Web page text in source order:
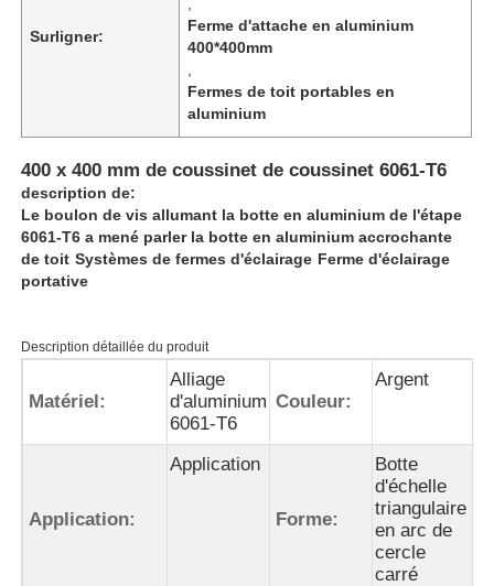
Surligner:
Ferme d'attache en aluminium
400*400mm
Fermes de toit portables en
aluminium
400 x 400 mm de coussinet de coussinet 6061-T6
description de:
Le boulon de vis allumant la botte en aluminium de l'étape
6061-T6 a mené parler la botte en aluminium accrochante
de toit Systèmes de fermes d'éclairage Ferme d'éclairage
portative
Description détaillée du produit
Matériel:
Alliage
d'aluminium
6061-T6
Couleur:
Argent
Application:
Application
Forme:
Botte
d'échelle
triangulaire
en arc de
cercle
carré